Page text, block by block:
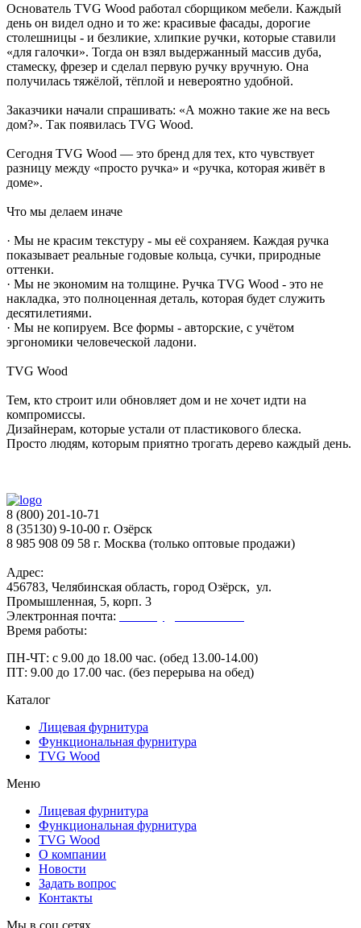
Основатель TVG Wood работал сборщиком мебели. Каждый
день он видел одно и то же: красивые фасады, дорогие
столешницы - и безликие, хлипкие ручки, которые ставили
«для галочки». Тогда он взял выдержанный массив дуба,
стамеску, фрезер и сделал первую ручку вручную. Она
получилась тяжёлой, тёплой и невероятно удобной.
Заказчики начали спрашивать: «А можно такие же на весь
дом?». Так появилась TVG Wood.
Сегодня TVG Wood — это бренд для тех, кто чувствует
разницу между «просто ручка» и «ручка, которая живёт в
доме».
Что мы делаем иначе
· Мы не красим текстуру - мы её сохраняем. Каждая ручка
показывает реальные годовые кольца, сучки, природные
оттенки.
· Мы не экономим на толщине. Ручка TVG Wood - это не
накладка, это полноценная деталь, которая будет служить
десятилетиями.
· Мы не копируем. Все формы - авторские, с учётом
эргономики человеческой ладони.
TVG Wood
Тем, кто строит или обновляет дом и не хочет идти на
компромиссы.
Дизайнерам, которые устали от пластикового блеска.
Просто людям, которым приятно трогать дерево каждый день.
8 (800) 201-10-71
8 (35130) 9-10-00 г. Озёрск
8 985 908 09 58 г. Москва (только оптовые продажи)
Адрес:
456783, Челябинская область, город Озёрск, ул.
Промышленная, 5, корп. 3
Электронная почта:
Время работы:
ПН-ЧТ: с 9.00 до 18.00 час. (обед 13.00-14.00)
ПТ: 9.00 до 17.00 час. (без перерыва на обед)
Каталог
Лицевая фурнитура
Функциональная фурнитура
TVG Wood
Меню
Лицевая фурнитура
Функциональная фурнитура
TVG Wood
О компании
Новости
Задать вопрос
Контакты
Мы в соц.сетях